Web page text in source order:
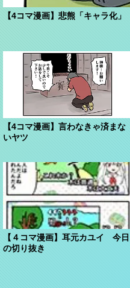
【4コマ漫画】悲熊「キャラ化」
【4コマ漫画】言わなきゃ済まな
いヤツ
【４コマ漫画】耳元カユイ 今日
の切り抜き